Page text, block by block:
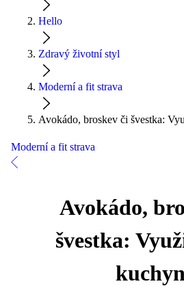
Hello
Zdravý životní styl
Moderní a fit strava
Avokádo, broskev či švestka:
Moderní a fit strava
Avokádo,
švestka: